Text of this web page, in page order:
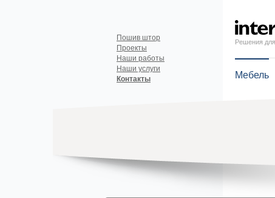
Решения
Мебель
Пошив штор
Проекты
Наши работы
Наши услуги
Контакты